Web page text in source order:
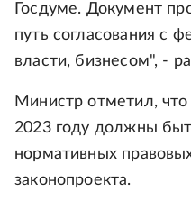
Госдуме. Документ
путь согласования с
власти, бизнесом", -
Министр отметил,
2023 году должны
нормативных
законопроекта.